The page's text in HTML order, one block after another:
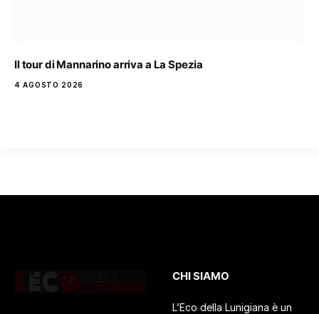
Il tour di Mannarino arriva a La Spezia
4 AGOSTO 2026
CHI SIAMO
L’Eco della Lunigiana è un